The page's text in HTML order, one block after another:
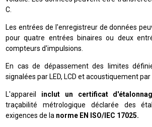
C.
Les entrées de l'enregistreur de données
pour quatre entrées binaires ou deux
compteurs d'impulsions.
En cas de dépassement des limites
signalées par LED, LCD et acoustiquement
L'appareil inclut un certificat
traçabilité métrologique déclarée des
exigences de la norme EN ISO/IEC 17025.